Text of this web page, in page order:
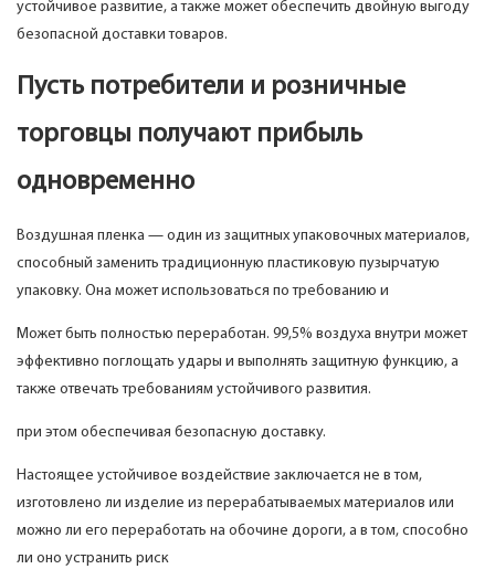
устойчивое развитие, а также может обеспечить двойную выгоду
безопасной доставки товаров.
Пусть потребители и розничные
торговцы получают прибыль
одновременно
Воздушная пленка — один из защитных упаковочных материалов,
способный заменить традиционную пластиковую пузырчатую
упаковку. Она может использоваться по требованию и
Может быть полностью переработан. 99,5% воздуха внутри может
эффективно поглощать удары и выполнять защитную функцию, а
также отвечать требованиям устойчивого развития.
при этом обеспечивая безопасную доставку.
Настоящее устойчивое воздействие заключается не в том,
изготовлено ли изделие из перерабатываемых материалов или
можно ли его переработать на обочине дороги, а в том, способно
ли оно устранить риск